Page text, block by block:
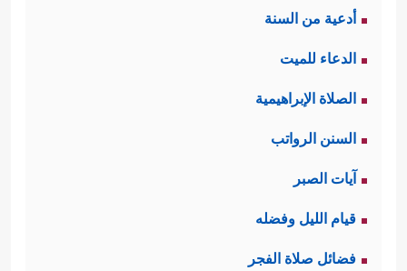
أدعية من السنة
الدعاء للميت
الصلاة الإبراهيمية
السنن الرواتب
آيات الصبر
قيام الليل وفضله
فضائل صلاة الفجر